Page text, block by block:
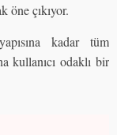
öne çıkıyor.
kadar tüm
kullanıcı odaklı bir